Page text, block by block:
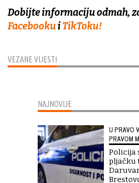
VEZANE VIJESTI
Dobijte informaciju odmah,
FacebookuiTikToku!
NAJNOVIJE
U PRAVO
PRAVOM
Policija
pljačku